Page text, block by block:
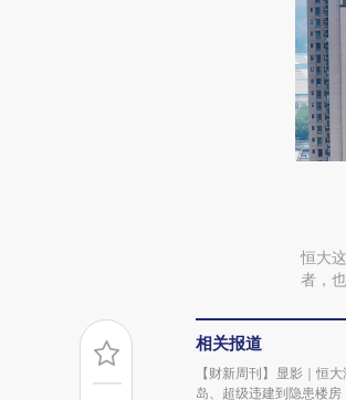
恒大
者，
相关报道
【财新周刊】显影｜恒
岛、超级违建到隐患楼房